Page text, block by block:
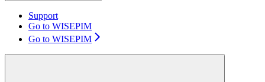
Support
Go to WISEPIM
Go to WISEPIM